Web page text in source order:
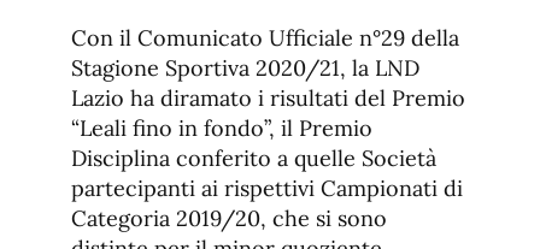
de
fuente
de
fuente.
Con il Comunicato Ufficiale n°29 della
Stagione Sportiva 2020/21, la LND
Lazio ha diramato i risultati del Premio
“Leali fino in fondo”, il Premio
Disciplina conferito a quelle Società
partecipanti ai rispettivi Campionati di
Categoria 2019/20, che si sono